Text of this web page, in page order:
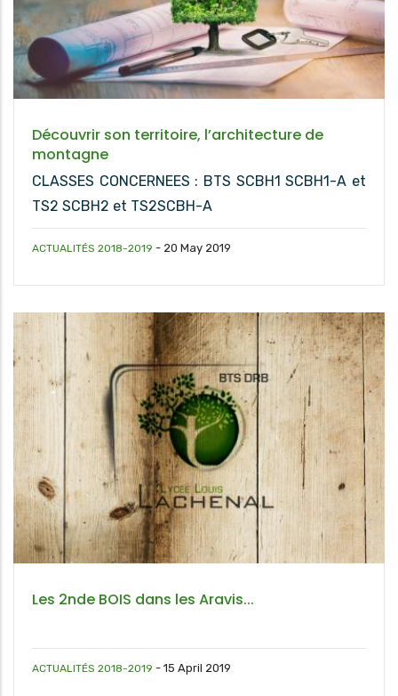
Découvrir son territoire, l’architecture de
montagne
CLASSES CONCERNEES : BTS SCBH1 SCBH1-A et
TS2 SCBH2 et TS2SCBH-A
ACTUALITÉS 2018-2019 - 20 May 2019
Les 2nde BOIS dans les Aravis...
ACTUALITÉS 2018-2019 - 15 April 2019